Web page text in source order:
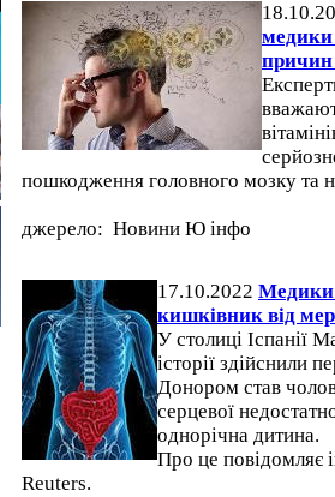
медики
причин
пошкодження головного мозку та
джерело: Новини Ю інфо
17.10.2022 Медики
кишківник від
У столиці Іспанії
історії здійснили
Донором став
серцевої
однорічна дитина.
Про це повідомляє
Reuters.